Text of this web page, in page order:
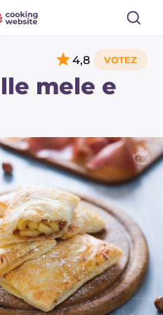
mele e
4,8